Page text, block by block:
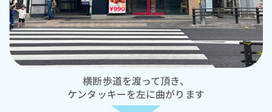
横断歩道を渡って頂き、
ケンタッキーを左に曲がります